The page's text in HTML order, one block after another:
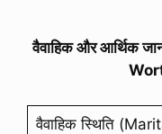
वैवाहिक और आर्थिक
वैवाहिक स्थिति